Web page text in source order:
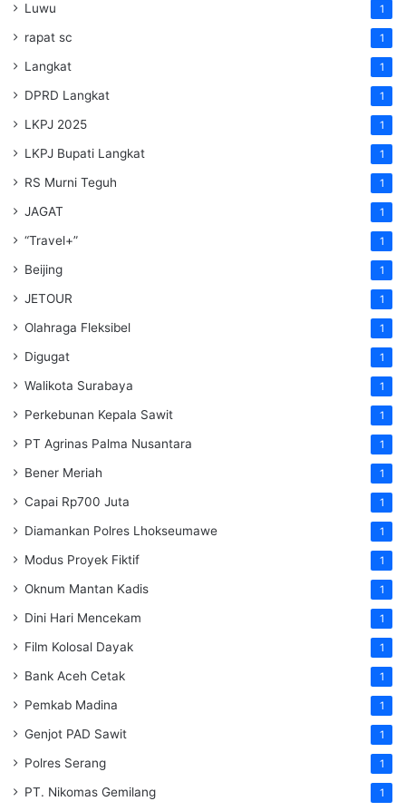
Luwu 1
rapat sc 1
Langkat 1
DPRD Langkat 1
LKPJ 2025 1
LKPJ Bupati Langkat 1
RS Murni Teguh 1
JAGAT 1
“Travel+” 1
Beijing 1
JETOUR 1
Olahraga Fleksibel 1
Digugat 1
Walikota Surabaya 1
Perkebunan Kepala Sawit 1
PT Agrinas Palma Nusantara 1
Bener Meriah 1
Capai Rp700 Juta 1
Diamankan Polres Lhokseumawe 1
Modus Proyek Fiktif 1
Oknum Mantan Kadis 1
Dini Hari Mencekam 1
Film Kolosal Dayak 1
Bank Aceh Cetak 1
Pemkab Madina 1
Genjot PAD Sawit 1
Polres Serang 1
PT. Nikomas Gemilang 1